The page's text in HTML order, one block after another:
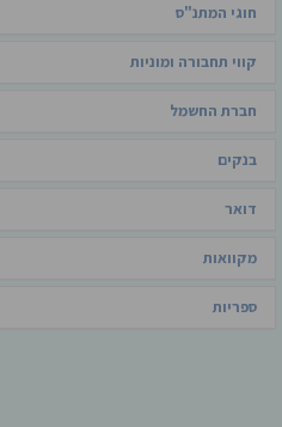
חוגי המתנ"ס
קווי תחבורה ומוניות
חברת החשמל
בנקים
דואר
מקוואות
ספריות